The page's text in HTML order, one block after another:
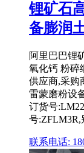
锂矿石
备膨润
阿里巴巴锂
氧化钙 粉碎
供应商,采购
雷蒙磨粉设
订货号
号:ZFLM3R,
联系电话: